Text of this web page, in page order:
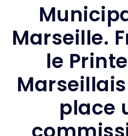
Marseille.
le
place